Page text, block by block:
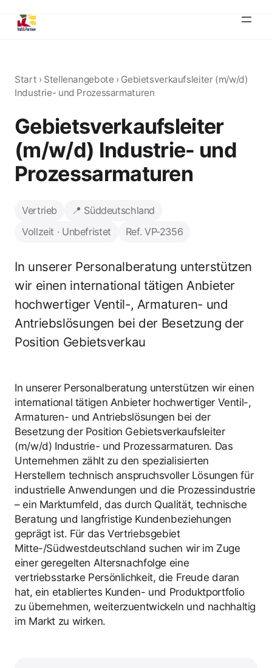
Start › Stellenangebote › Gebietsverkaufsleiter (m/w/d)
Industrie- und Prozessarmaturen
Gebietsverkaufsleiter
(m/w/d) Industrie- und
Prozessarmaturen
Vertrieb
📍 Süddeutschland
Vollzeit · Unbefristet
Ref. VP-2356
In unserer Personalberatung unterstützen
wir einen international tätigen Anbieter
hochwertiger Ventil-, Armaturen- und
Antriebslösungen bei der Besetzung der
Position Gebietsverkau
In unserer Personalberatung unterstützen wir einen
international tätigen Anbieter hochwertiger Ventil-,
Armaturen- und Antriebslösungen bei der
Besetzung der Position Gebietsverkaufsleiter
(m/w/d) Industrie- und Prozessarmaturen. Das
Unternehmen zählt zu den spezialisierten
Herstellern technisch anspruchsvoller Lösungen für
industrielle Anwendungen und die Prozessindustrie
– ein Marktumfeld, das durch Qualität, technische
Beratung und langfristige Kundenbeziehungen
geprägt ist. Für das Vertriebsgebiet
Mitte-/Südwestdeutschland suchen wir im Zuge
einer geregelten Altersnachfolge eine
vertriebsstarke Persönlichkeit, die Freude daran
hat, ein etabliertes Kunden- und Produktportfolio
zu übernehmen, weiterzuentwickeln und nachhaltig
im Markt zu wirken.